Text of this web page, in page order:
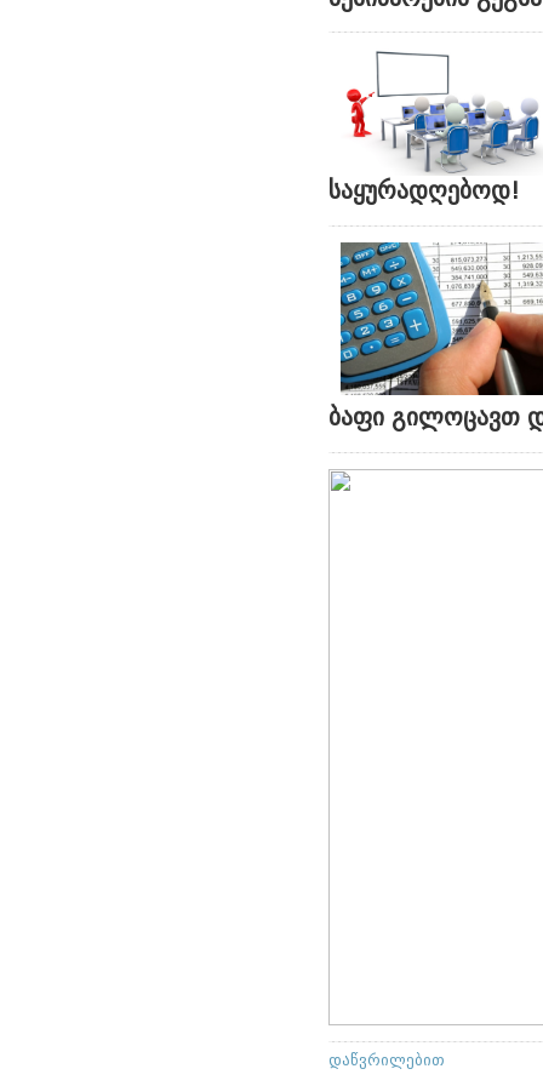
საყურადღებოდ!
ბაფი გილოცავთ
დაწვრილებით